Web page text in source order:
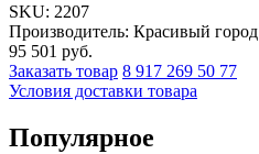
SKU: 2207
Производитель: Красивый город
95 501 руб.
Заказать товар 8 917 269 50 77
Условия доставки товара
Популярное